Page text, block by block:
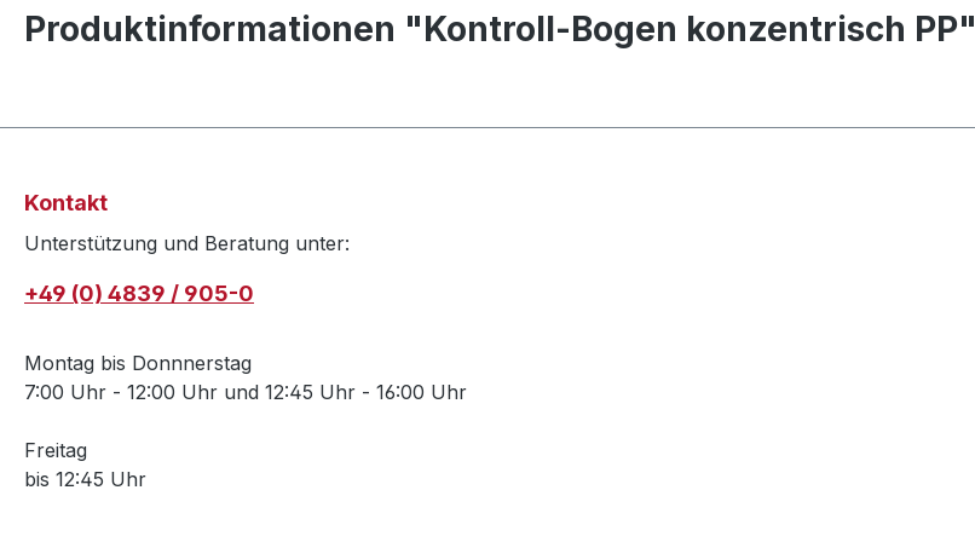
Produktinformationen "Kontroll-Bogen konzentrisch PP"
Kontakt
Unterstützung und Beratung unter:
+49 (0) 4839 / 905-0
Montag bis Donnnerstag
7:00 Uhr - 12:00 Uhr und 12:45 Uhr - 16:00 Uhr
Freitag
bis 12:45 Uhr